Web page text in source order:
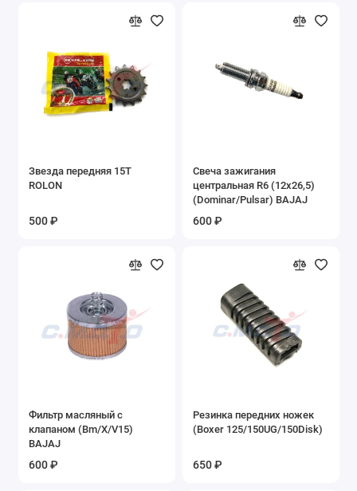
Запасные части к снегоходам Snowmax,
Snowfox
Запасные части к электросамокатам
Запасные части на Suzuki
Запасные части на беговелы
Запасные части на бензовелосипеды
Запасные части на велосипеды
Запасные части на двигатель 2V49FMM
безниновый XW-A
Запасные части на минимото
KXD701A,708А,008А
Звезда передняя 15Т
ROLON
500 ₽
Свеча зажигания
центральная R6 (12х26,5)
(Dominar/Pulsar) BAJAJ
600 ₽
Фильтр масляный с
клапаном (Bm/X/V15)
BAJAJ
600 ₽
Резинка передних ножек
(Boxer 125/150UG/150Disk)
650 ₽